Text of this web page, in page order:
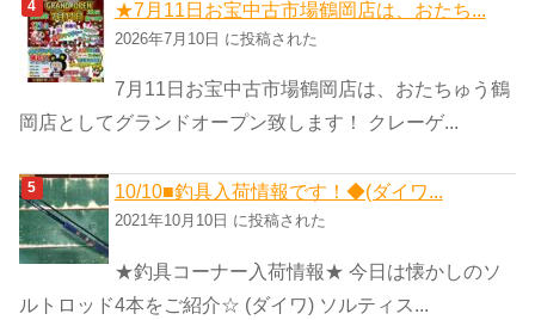
★7月11日お宝中古市場鶴岡店は、おたち...
2026年7月10日 に投稿された
7月11日お宝中古市場鶴岡店は、おたちゅう鶴
岡店としてグランドオープン致します！ クレーゲ...
10/10■釣具入荷情報です！◆(ダイワ...
2021年10月10日 に投稿された
★釣具コーナー入荷情報★ 今日は懐かしのソ
ルトロッド4本をご紹介☆ (ダイワ) ソルティス...